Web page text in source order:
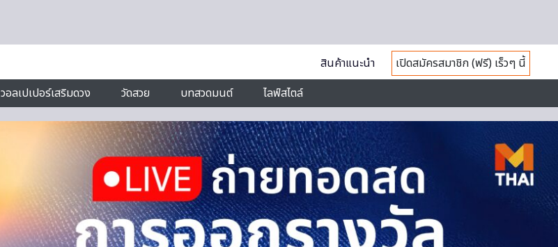
สินค้าแนะนำ
เปิดสมัครสมาชิก (ฟรี) เร็วๆ นี้
วอลเปเปอร์เสริมดวง วัดสวย บทสวดมนต์ ไลฟ์สไตล์